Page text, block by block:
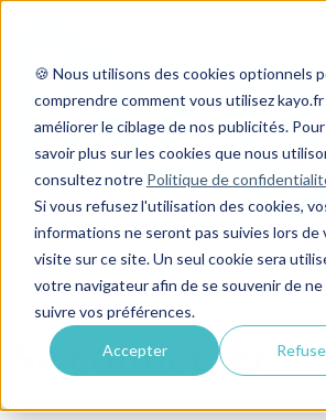
🍪 Nous utilisons des cookies optionnels
comprendre comment vous utilisez
améliorer le ciblage de nos publicités.
savoir plus sur les cookies que nous
consultez notre Politique de
Si vous refusez l'utilisation des cookies,
informations ne seront pas suivies lors de
visite sur ce site. Un seul cookie sera
votre navigateur afin de se souvenir de ne
suivre vos préférences.
Accepter
Se connecter